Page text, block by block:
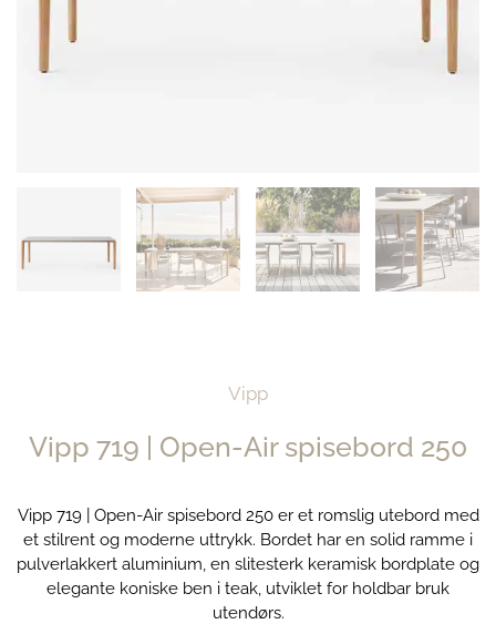
Vipp
Vipp 719 | Open-Air spisebord 250
Vipp 719 | Open-Air spisebord 250 er et romslig utebord med
et stilrent og moderne uttrykk. Bordet har en solid ramme i
pulverlakkert aluminium, en slitesterk keramisk bordplate og
elegante koniske ben i teak, utviklet for holdbar bruk
utendørs.